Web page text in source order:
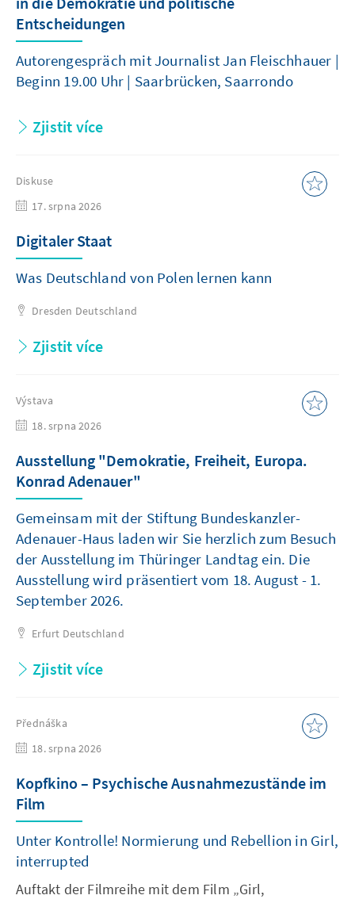
Entscheidungen
Autorengespräch mit Journalist Jan Fleischhauer |
Beginn 19.00 Uhr | Saarbrücken, Saarrondo
Zjistit více
Diskuse
17. srpna 2026
Digitaler Staat
Was Deutschland von Polen lernen kann
Dresden Deutschland
Zjistit více
Výstava
18. srpna 2026
Ausstellung "Demokratie, Freiheit, Europa.
Konrad Adenauer"
Gemeinsam mit der Stiftung Bundeskanzler-
Adenauer-Haus laden wir Sie herzlich zum Besuch
der Ausstellung im Thüringer Landtag ein. Die
Ausstellung wird präsentiert vom 18. August - 1.
September 2026.
Erfurt Deutschland
Zjistit více
Přednáška
18. srpna 2026
Kopfkino – Psychische Ausnahmezustände im
Film
Unter Kontrolle! Normierung und Rebellion in Girl,
interrupted
Auftakt der Filmreihe mit dem Film „Girl,